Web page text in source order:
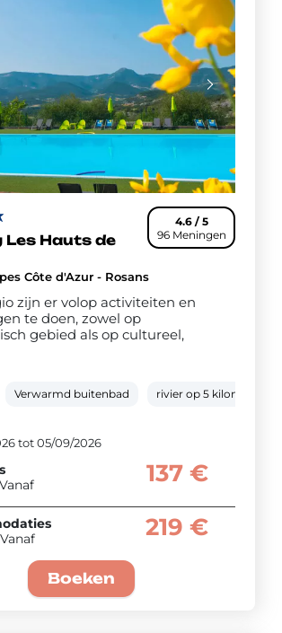
4.6 / 5
96 Meningen
Les Hauts de
Côte d'Azur - Rosans
zijn er volop activiteiten en
te doen, zowel op
gebied als op cultureel,
Verwarmd buitenbad rivier op 5 kilometer
tot 05/09/2026
137 €
219 €
Boeken